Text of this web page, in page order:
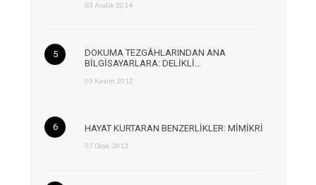
03 Aralık 2014
DOKUMA TEZGÂHLARINDAN ANA
BİLGİSAYARLARA: DELİKLİ…
05 Kasım 2012
HAYAT KURTARAN BENZERLİKLER: MİMİKRİ
07 Ocak 2013